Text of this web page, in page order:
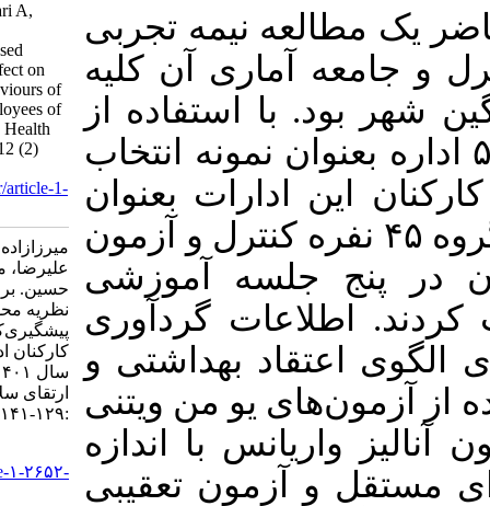
نیمه تجربی
آن کلیه
استفاده از
بعنوان نمونه انتخاب
ادارات بعنوان
در دو گروه ۴۵ نفره کنترل و آزمون
آموزشی
گردآوری
بهداشتی و
یو من ویتنی
با اندازه
تعقیبی
Mirzazadeh Geygloo F, Jafari A,
Mokhtari A M, Rohani H.
Investigating the Theory Based
Educational Intervention Effect on
Preventive Nutritional Behaviours of
Gastric Cancer among Employees of
Meshginshar in 2022. Iran J Health
Educ Health Promot 2024; 12 (2)
URL:http://journal.ihepsa.ir/article-1-
2652-fa.html
میرزازاده گیگلو فرامرز، جعفری
علیرضا، مختاری علی محمد، روحانی
حسین. بررسی تأثیر مداخله آموزشی
نظریه محور بر رفتارهای تغذیه‌ای
پیشگیری‌کننده از سرطان معده در
کارکنان ادارات شهر مشگین ‌شهر در
سال ۱۴۰۱. آموزش بهداشت و
http://journal.ihepsa.ir/article-۱-۲۶۵۲-